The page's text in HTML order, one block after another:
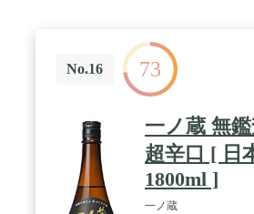
No.16 73
一ノ蔵 無
超辛口 [ 日
1800ml ]
一ノ蔵